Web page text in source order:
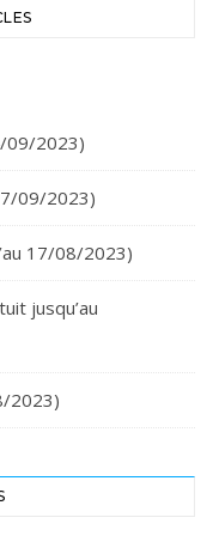
09/2023)
09/2023)
17/08/2023)
jusqu’au
2023)